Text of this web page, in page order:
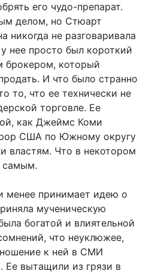
его чудо-препарат.
делом, но Стюарт
никогда не разговаривала
нее просто был короткий
брокером, который
И что было странно
то, что ее технически не
торговле. Ее
как Джеймс Коми
США по Южному округу
властям. Что в некотором
самым.
менее принимает идею о
мученическую
богатой и влиятельной
что неуклюжее,
к ней в СМИ
Ее вытащили из грязи в